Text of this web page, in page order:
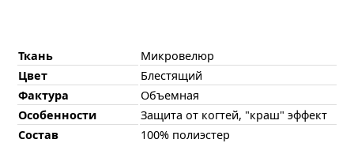
Ткань
Микровелюр
Цвет
Блестящий
Фактура
Объемная
Особенности
Защита от когтей, "краш" эффект
Состав
100% полиэстер